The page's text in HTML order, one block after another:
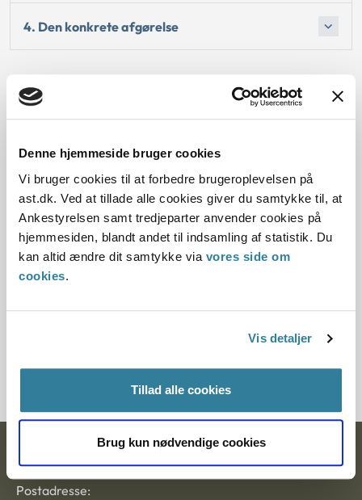
Denne hjemmeside bruger cookies
Vi bruger cookies til at forbedre brugeroplevelsen på
ast.dk. Ved at tillade alle cookies giver du samtykke til, at
Ankestyrelsen samt tredjeparter anvender cookies på
hjemmesiden, blandt andet til indsamling af statistik. Du
kan altid ændre dit samtykke via vores side om
cookies.
Vis detaljer
Tillad alle cookies
Brug kun nødvendige cookies
4. Den konkrete afgørelse
Dato for underskrift
27.08.2015
Offentliggørelsesdato
28.08.2015
Paragraf
Ankestyrelsen
Postadresse: